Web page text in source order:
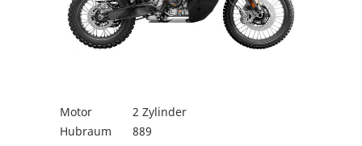
Motor
2 Zylinder
Hubraum
889